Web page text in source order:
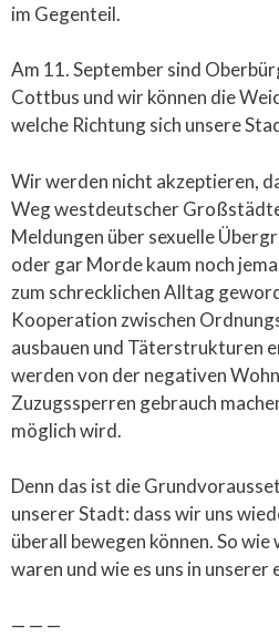
im Gegenteil.
Am 11. September sind
Cottbus und wir können die
welche Richtung sich unsere
Wir werden nicht akzeptieren,
Weg westdeutscher
Meldungen über sexuelle
oder gar Morde kaum noch
zum schrecklichen Alltag
Kooperation zwischen
ausbauen und Täterstrukturen
werden von der negativen
Zuzugssperren gebrauch
möglich wird.
Denn das ist die
unserer Stadt: dass wir uns
überall bewegen können. So
waren und wie es uns in
— — —